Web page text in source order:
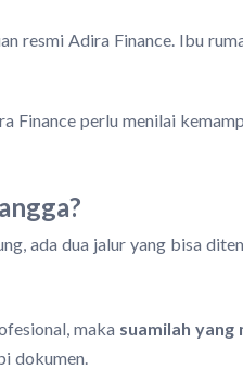
resmi Adira Finance. Ibu
perlu menilai
ada dua jalur yang bisa
maka suamilah yang
dokumen.